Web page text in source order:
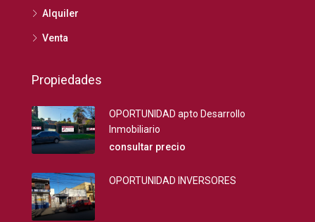
Alquiler
Venta
Propiedades
OPORTUNIDAD apto Desarrollo
Inmobiliario
consultar precio
OPORTUNIDAD INVERSORES